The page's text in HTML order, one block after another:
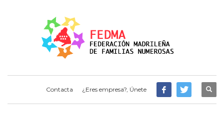
Contacta ¿Eres empresa?, Únete